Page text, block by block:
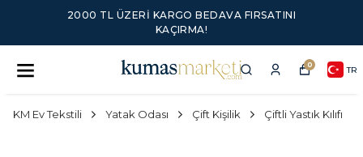
2000 TL ÜZERI KARGO BEDAVA FIRSATINI
KAÇIRMA!
0 TR
KM Ev Tekstili Yatak Odası Çift Kişilik Çiftli Yastık Kılıfı